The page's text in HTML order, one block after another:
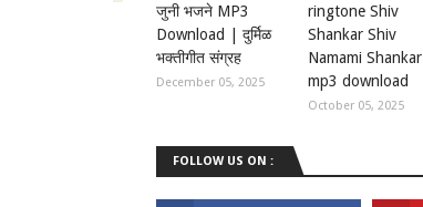
जुनी भजने MP3
Download | दुर्मिळ
भक्तीगीत संग्रह
December 05, 2025
ringtone Shiv
Shankar Shiv
Namami Shankar
mp3 download
October 05, 2025
FOLLOW US ON :